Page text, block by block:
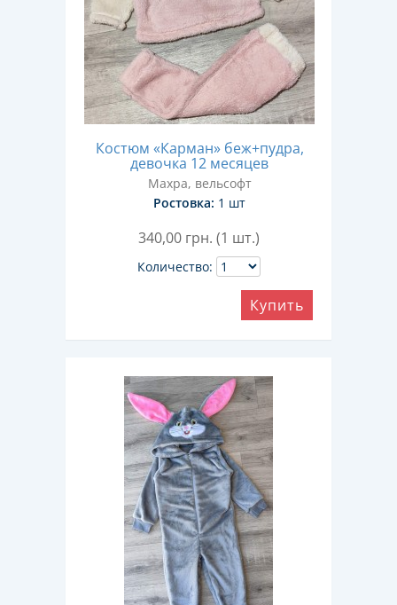
Костюм «Карман» беж+пудра,
девочка 12 месяцев
Махра, вельсофт
Ростовка: 1 шт
340,00 грн. (1 шт.)
Количество:
Купить